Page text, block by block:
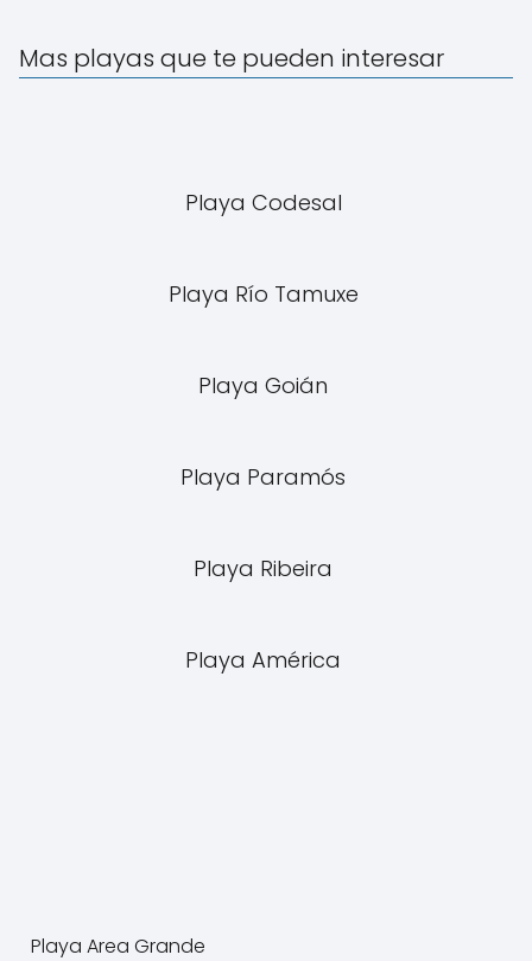
Mas playas que te pueden interesar
Playa Codesal
Playa Río Tamuxe
Playa Goián
Playa Paramós
Playa Ribeira
Playa América
Playa Area Grande